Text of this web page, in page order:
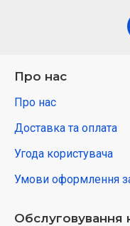
Про нас
Про нас
Доставка та оплата
Угода користувача
Умови оформлення
Обслуговування